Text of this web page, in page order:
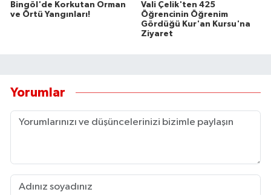
Bingöl'de Korkutan Orman
ve Örtü Yangınları!
Vali Çelik'ten 425
Öğrencinin Öğrenim
Gördüğü Kur'an Kursu'na
Ziyaret
Yorumlar